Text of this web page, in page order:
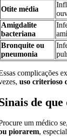
Otite média
Amigdalite
bacteriana
Bronquite ou
pneumonia
complicações
uso criterioso
de
um médico
piorarem,